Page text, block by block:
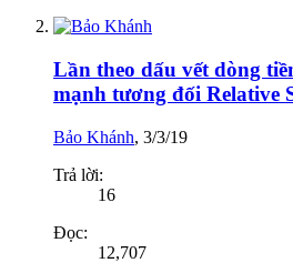
Lần theo dấu vết dòng
mạnh tương đối Relative
Bảo Khánh, 3/3/19
Trả lời:
16
Đọc:
12,707